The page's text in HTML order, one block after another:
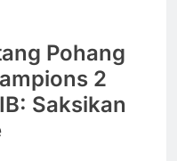
Pohang
2
Saksikan